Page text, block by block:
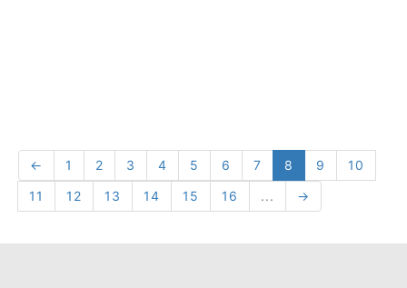
← 1 2 3 4 5 6 7 8 9
10
11
12 13 14 15 16 ... →